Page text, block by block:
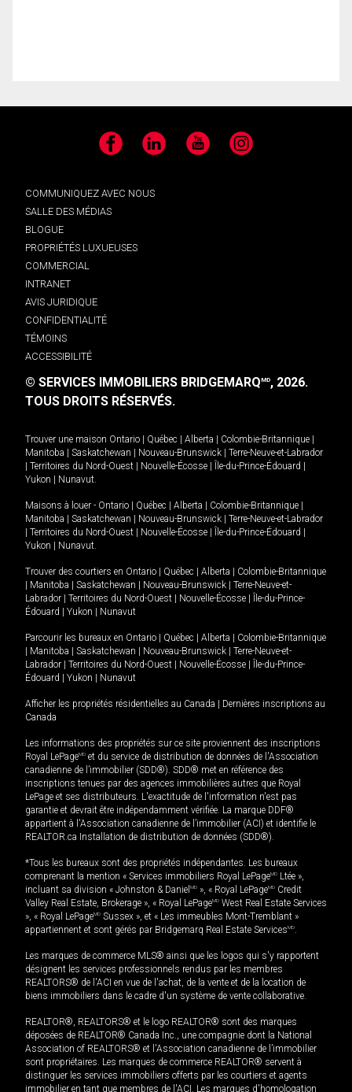
Facebook LinkedIn YouTube Instagram
COMMUNIQUEZ AVEC NOUS
SALLE DES MÉDIAS
BLOGUE
PROPRIÉTÉS LUXUEUSES
COMMERCIAL
INTRANET
AVIS JURIDIQUE
CONFIDENTIALITÉ
TÉMOINS
ACCESSIBILITÉ
© SERVICES IMMOBILIERS BRIDGEMARQMD, 2026.
TOUS DROITS RÉSERVÉS.
Trouver une maison Ontario Québec Alberta Colombie-Britannique
Manitoba
Saskatchewan Nouveau-Brunswick
Terre-Neuve-et-Labrador
Territoires du Nord-Ouest Nouvelle-Écosse Île-du-Prince-Édouard
Yukon
Nunavut.
Maisons à louer - Ontario Québec Alberta Colombie-Britannique
Manitoba
Saskatchewan Nouveau-Brunswick
Terre-Neuve-et-Labrador
Territoires du Nord-Ouest Nouvelle-Écosse Île-du-Prince-Édouard
Yukon
Nunavut.
Trouver des courtiers en Ontario Québec Alberta
Colombie-Britannique
Manitoba Saskatchewan Nouveau-Brunswick
Terre-Neuve-et-
Labrador
Territoires du Nord-Ouest Nouvelle-Écosse
Île-du-Prince-
Édouard
Yukon Nunavut
Parcourir les bureaux en Ontario Québec Alberta
Colombie-Britannique
Manitoba Saskatchewan Nouveau-Brunswick
Terre-Neuve-et-
Labrador
Territoires du Nord-Ouest Nouvelle-Écosse
Île-du-Prince-
Édouard
Yukon Nunavut
Afficher les propriétés résidentielles au Canada
Dernières inscriptions au
Canada
Les informations des propriétés sur ce site proviennent des inscriptions
Royal LePageMD et du service de distribution de données de l'Association
canadienne de l’immobilier (SDD®). SDD® met en référence des
inscriptions tenues par des agences immobilières autres que Royal
LePage et ses distributeurs. L'exactitude de l'information n'est pas
garantie et devrait être indépendamment vérifiée. La marque DDF®
appartient à l'Association canadienne de l’immobilier (ACI) et identifie le
REALTOR.ca Installation de distribution de données (SDD®).
*Tous les bureaux sont des propriétés indépendantes. Les bureaux
comprenant la mention « Services immobiliers Royal LePageMD Ltée »,
incluant sa division « Johnston & Daniel MD », « Royal LePageMD Credit
Valley Real Estate, Brokerage », « Royal LePageMD West Real Estate Services
», « Royal LePageMD Sussex », et « Les immeubles Mont-Tremblant »
appartiennent et sont gérés par Bridgemarq Real Estate ServicesMD.
Les marques de commerce MLS® ainsi que les logos qui s'y rapportent
désignent les services professionnels rendus par les membres
REALTORS® de l'ACI en vue de l'achat, de la vente et de la location de
biens immobiliers dans le cadre d'un système de vente collaborative.
REALTOR®, REALTORS® et le logo REALTOR® sont des marques
déposées de REALTOR® Canada Inc., une compagnie dont la National
Association of REALTORS® et l'Association canadienne de l’immobilier
sont propriétaires. Les marques de commerce REALTOR® servent à
distinguer les services immobiliers offerts par les courtiers et agents
immobilier en tant que membres de l'ACI. Les marques d'homologation